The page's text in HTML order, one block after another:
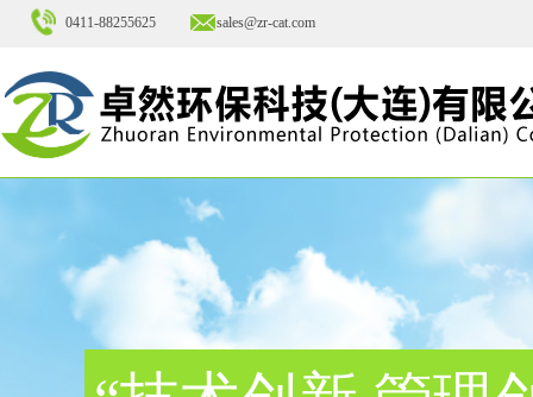
0411-88255625 sales@zr-cat.com